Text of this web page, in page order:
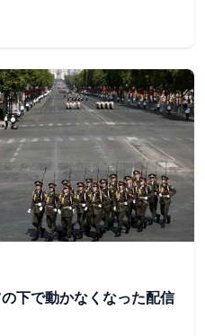
下で動かなくなった配信